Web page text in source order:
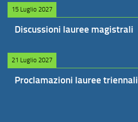
15 Luglio 2027
Discussioni lauree magistrali
21 Luglio 2027
Proclamazioni lauree triennali